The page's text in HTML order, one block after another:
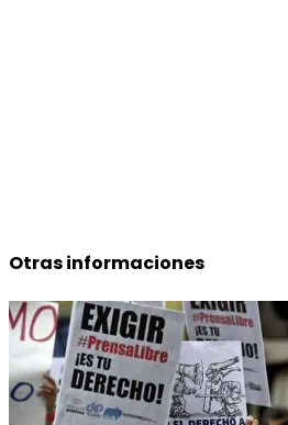
Otras informaciones